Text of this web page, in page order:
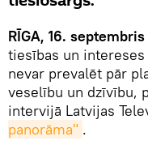
RĪGA, 16.
tiesības un
nevar prevalēt pār
veselību un dzīvību,
intervijā Latvijas
panorāma" .